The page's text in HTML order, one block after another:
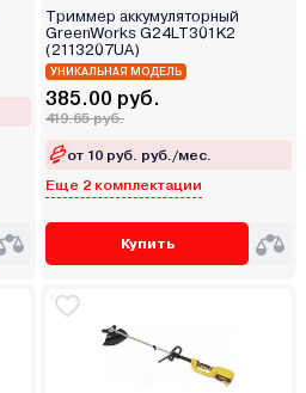
Триммер аккумуляторный
GreenWorks G24LT301K2
(2113207UA)
УНИКАЛЬНАЯ МОДЕЛЬ
385.00 руб.
419.65 руб.
от 10 руб. руб./мес.
Еще 2 комплектации
Купить